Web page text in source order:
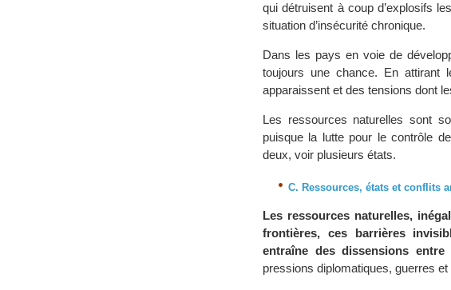
qui détruisent à coup d’explosifs
situation d’insécurité chronique.
Dans les pays en voie de
toujours une chance. En attirant
apparaissent et des tensions dont
Les ressources naturelles sont
puisque la lutte pour le contrôle
deux, voir plusieurs états.
C. Ressources, états et conflits
Les ressources naturelles,
frontières, ces barrières
entraîne des dissensions entre
pressions diplomatiques, guerres